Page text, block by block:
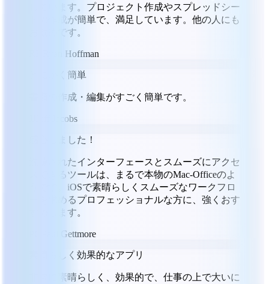
しています。プロジェクト作成やスプレッドシー
トの作成が簡単で、満足しています。他の人にも
お勧めです。
Ryan Hoffman
とにかく簡単
書類の作成・編集がすごく簡単です。
Jeff Jacobs
感心しました！
洗練されたインターフェースとスムーズにアクセ
スできるツールは、まるで本物のMac-Officeのよ
うです。iOSで素晴らしくスムーズなワークフロ
ーを求めるプロフェッショナルな方に、強くおす
すめします。
Paul Gettmore
素晴らしく効果的なアプリ
非常に素晴らしく、効果的で、仕事の上で大いに